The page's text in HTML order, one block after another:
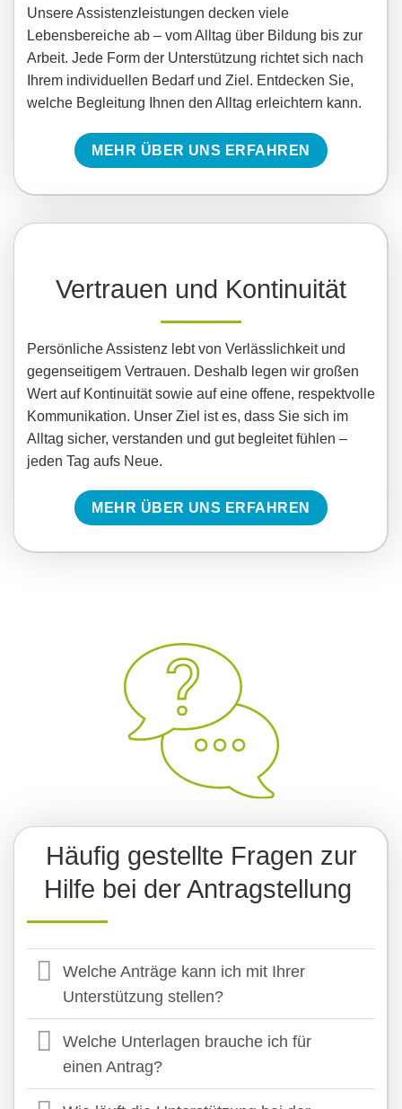
Unsere Assistenzleistungen decken viele
Lebensbereiche ab – vom Alltag über Bildung bis zur
Arbeit. Jede Form der Unterstützung richtet sich nach
Ihrem individuellen Bedarf und Ziel. Entdecken Sie,
welche Begleitung Ihnen den Alltag erleichtern kann.
MEHR ÜBER UNS ERFAHREN
Vertrauen und Kontinuität
Persönliche Assistenz lebt von Verlässlichkeit und
gegenseitigem Vertrauen. Deshalb legen wir großen
Wert auf Kontinuität sowie auf eine offene, respektvolle
Kommunikation. Unser Ziel ist es, dass Sie sich im
Alltag sicher, verstanden und gut begleitet fühlen –
jeden Tag aufs Neue.
MEHR ÜBER UNS ERFAHREN
Häufig gestellte Fragen zur
Hilfe bei der Antragstellung
Welche Anträge kann ich mit Ihrer
Unterstützung stellen?
Welche Unterlagen brauche ich für
einen Antrag?